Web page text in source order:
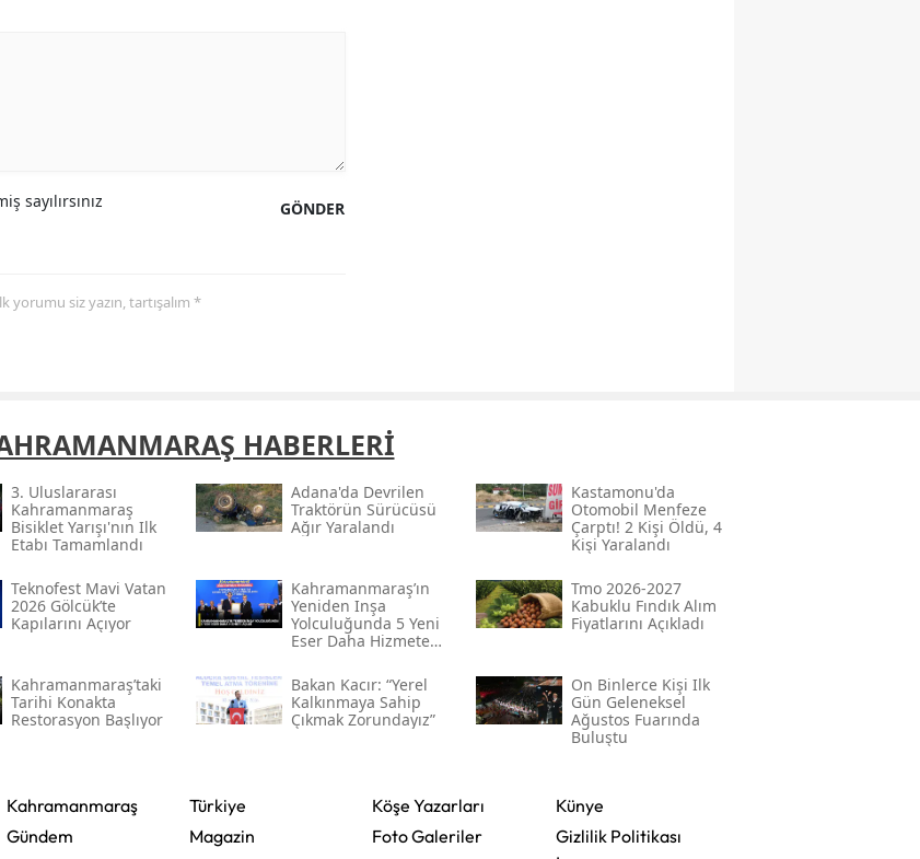
Zonguldak
Bayburt
Karaman
Kırıkkale
Batman
Şırnak
Ardahan
GÖNDER
sayılırsınız
siz yazın, tartışalım *
HABERLERİ
3. Uluslararası
Kahramanmaraş
Bisiklet Yarışı'nın Ilk
Etabı Tamamlandı
Adana'da Devrilen
Traktörün Sürücüsü
Ağır Yaralandı
Kastamonu'da
Otomobil Menfeze
Çarptı! 2 Kişi Öldü, 4
Kişi Yaralandı
Teknofest Mavi Vatan
2026 Gölcük’te
Kapılarını Açıyor
Kahramanmaraş’ın
Yeniden Inşa
Yolculuğunda 5 Yeni
Eser Daha Hizmete
Tmo 2026-2027
Kabuklu Fındık Alım
Fiyatlarını Açıkladı
Kahramanmaraş’taki
Tarihi Konakta
Restorasyon Başlıyor
Bakan Kacır: “yerel
Kalkınmaya Sahip
Çıkmak Zorundayız”
On Binlerce Kişi Ilk
Gün Geleneksel
Ağustos Fuarında
Buluştu
Kahramanmaraş
Gündem
Türkiye
Magazin
Köşe Yazarları
Foto Galeriler
Künye
Gizlilik Politikası